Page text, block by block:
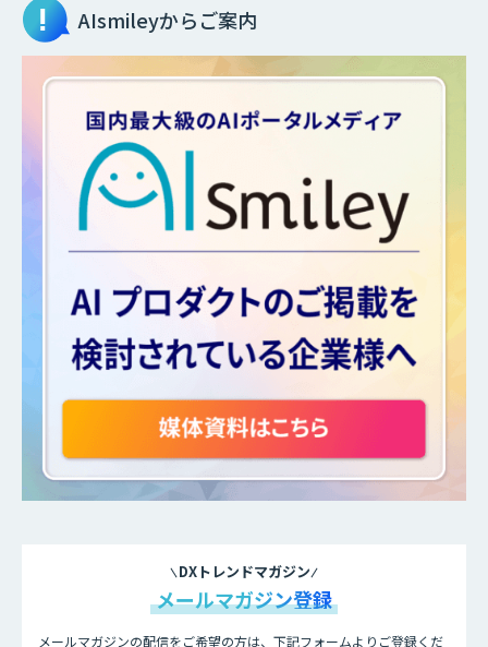
AIsmileyからご案内
DXトレンドマガジン
メールマガジン登録
メールマガジンの配信をご希望の方は、下記フォームよりご登録くだ